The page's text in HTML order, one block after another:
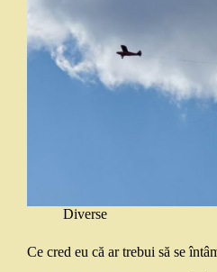
Diverse
Ce cred eu că ar trebui să se